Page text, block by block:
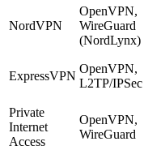
NordVPN
OpenVPN,
WireGuard
(NordLynx)
ExpressVPN
OpenVPN,
L2TP/IPSec
Private
Internet
Access
OpenVPN,
WireGuard